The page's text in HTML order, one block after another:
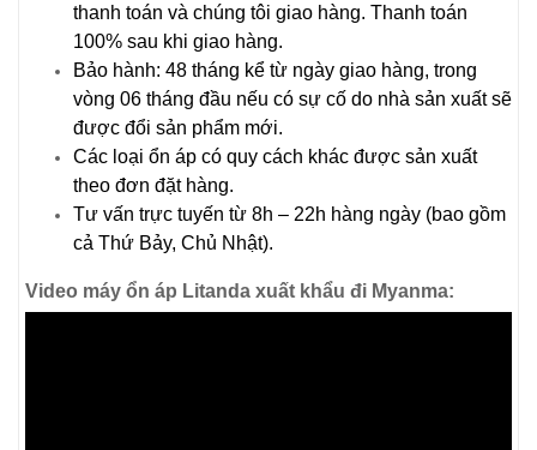
thanh toán và chúng tôi giao hàng. Thanh toán
100% sau khi giao hàng.
Bảo hành: 48 tháng kể từ ngày giao hàng, trong
vòng 06 tháng đầu nếu có sự cố do nhà sản xuất sẽ
được đổi sản phẩm mới.
Các loại ổn áp có quy cách khác được sản xuất
theo đơn đặt hàng.
Tư vấn trực tuyến từ 8h – 22h hàng ngày (bao gồm
cả Thứ Bảy, Chủ Nhật).
Video máy ổn áp Litanda xuất khẩu đi Myanma: